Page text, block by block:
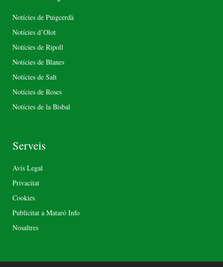
Notícies de Puigcerdà
Notícies d’Olot
Notícies de Ripoll
Notícies de Blanes
Notícies de Salt
Notícies de Roses
Notícies de la Bisbal
Serveis
Avís Legal
Privacitat
Cookies
Publicitat a Mataró Info
Nosaltres